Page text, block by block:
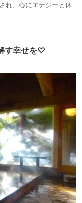
れ、心にエナジーと休
す幸せを♡